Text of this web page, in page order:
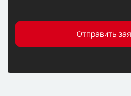
Отправить